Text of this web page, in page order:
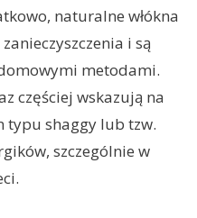
naturalne włókna
i są
metodami.
częściej wskazują na
typu shaggy lub tzw.
szczególnie w